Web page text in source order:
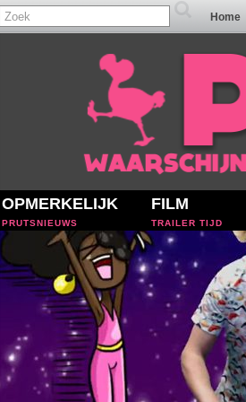
Home
OPMERKELIJK
PRUTSNIEUWS
FILM
TRAILER TIJD